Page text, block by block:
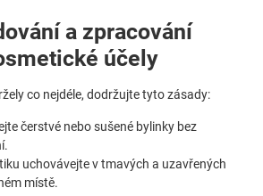
a zpracování
účely
co nejdéle, dodržujte tyto zásady:
čerstvé nebo sušené bylinky bez
uchovávejte v tmavých a uzavřených
místě.